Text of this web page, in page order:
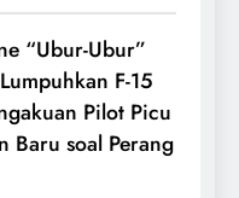
“Ubur-Ubur”
F-15
Pilot Picu
Baru soal Perang